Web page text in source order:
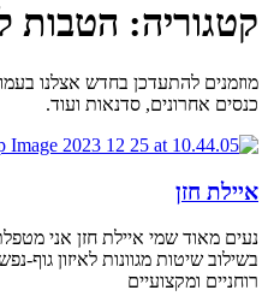
קטגוריה: הטבות
מוזמנים להתעדכן בחדש אצלנו
כנסים אחרונים, סדנאות ועוד.
איילת חזן
בשילוב שיטות מגוונות לאיזון גוף-
רוחניים ומקצועיים